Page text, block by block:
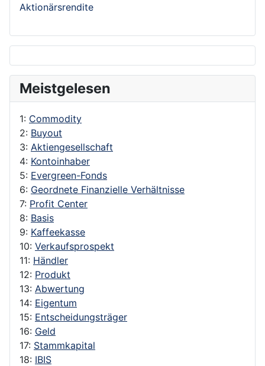
Aktionärsrendite
Meistgelesen
1: Commodity
2: Buyout
3: Aktiengesellschaft
4: Kontoinhaber
5: Evergreen-Fonds
6: Geordnete Finanzielle Verhältnisse
7: Profit Center
8: Basis
9: Kaffeekasse
10: Verkaufsprospekt
11: Händler
12: Produkt
13: Abwertung
14: Eigentum
15: Entscheidungsträger
16: Geld
17: Stammkapital
18: IBIS